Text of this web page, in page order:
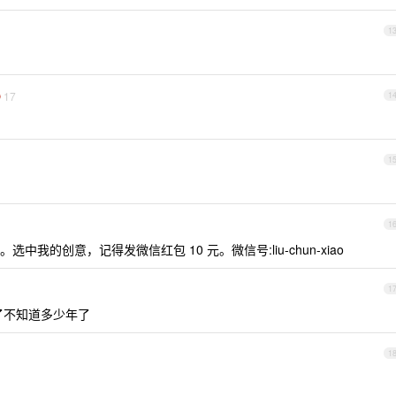
13
14
17
15
16
选中我的创意，记得发微信红包 10 元。微信号:liu-chun-xiao
17
知道多少年了
18